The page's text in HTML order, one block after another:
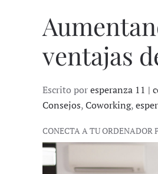
ventajas
Escrito poresperanza 11 |
Consejos,Coworking,
CONECTA A TU ORDENADOR